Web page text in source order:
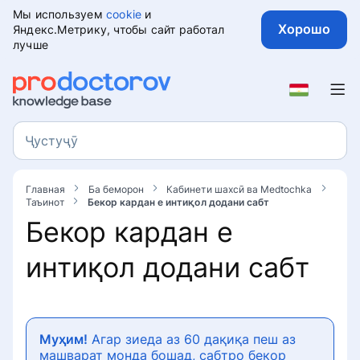
Мы используем cookie и
Яндекс.Метрику, чтобы сайт работал
лучше
Хорошо
Ба беморон
мулоҳизаро тарк кардан мумкин
аст ProDoctorov
Тавсияҳо оид ба навиштани
баррасиҳо
нуқтаи назари ҳуқуқӣ дуруст
нависед
дар портал ProDoctorov
Чӣ тавр ба машварати онлайн
Чӣ тавр ба духтур дар Клуб
номнавис шудан мумкин аст
Таъинот
Ҷустуҷӯ
Ҷустуҷӯ
Главная Ба беморон
Кабинети шахсӣ ва Medtochka
Таъинот
Бекор кардан е интиқол додани сабт
Бекор кардан е
интиқол додани сабт
Муҳим! Агар зиеда аз 60 дақиқа пеш аз
машварат монда бошад, сабтро бекор